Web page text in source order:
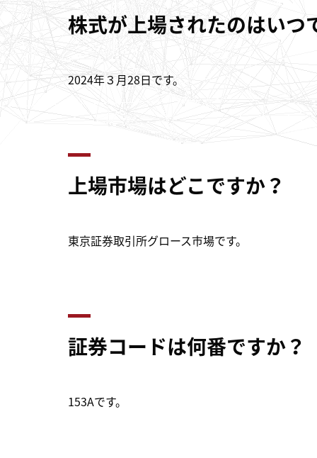
株式が上場されたのはいつ
2024年３月28日です。
上場市場はどこですか？
東京証券取引所グロース市場です。
証券コードは何番ですか？
153Aです。